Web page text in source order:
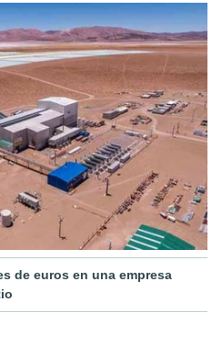
de euros en una empresa